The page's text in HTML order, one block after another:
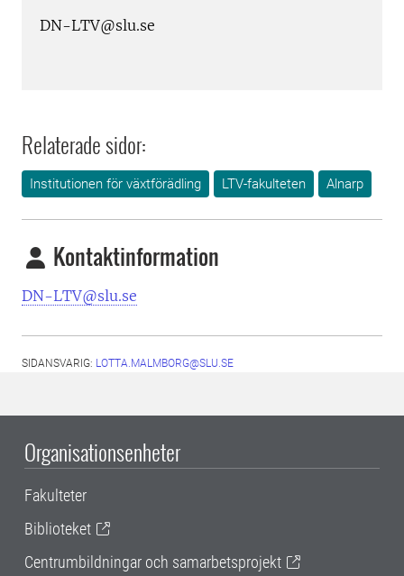
DN-LTV@slu.se
Relaterade sidor:
Institutionen för växtförädling LTV-fakulteten Alnarp
Kontaktinformation
DN-LTV@slu.se
SIDANSVARIG: LOTTA.MALMBORG@SLU.SE
Organisationsenheter
Fakulteter
Biblioteket
Centrumbildningar och samarbetsprojekt